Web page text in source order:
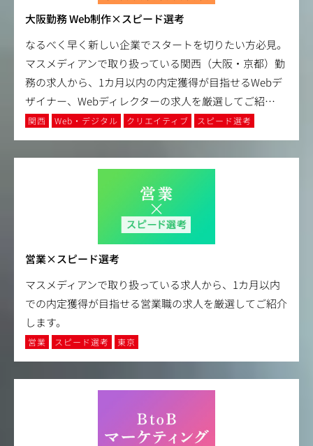
大阪勤務 Web制作×スピード選考
なるべく早く新しい企業でスタートを切りたい方必見。
マスメディアンで取り扱っている関西（大阪・京都）勤
務の求人から、1カ月以内の内定獲得が目指せるWebデ
ザイナー、Webディレクターの求人を厳選してご紹…
関西 Web・デジタル クリエイティブ スピード選考
営業×スピード選考
マスメディアンで取り扱っている求人から、1カ月以内
での内定獲得が目指せる営業職の求人を厳選してご紹介
します。
営業 スピード選考 東京